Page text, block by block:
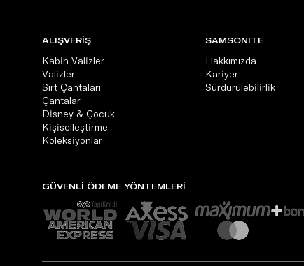
ALIŞVERİŞ
Kabin Valizler
Valizler
Sırt Çantaları
Çantalar
Disney & Çocuk
Kişiselleştirme
Koleksiyonlar
SAMSONITE
Hakkımızda
Kariyer
Sürdürülebilirlik
GÜVENLİ ÖDEME YÖNTEMLERİ